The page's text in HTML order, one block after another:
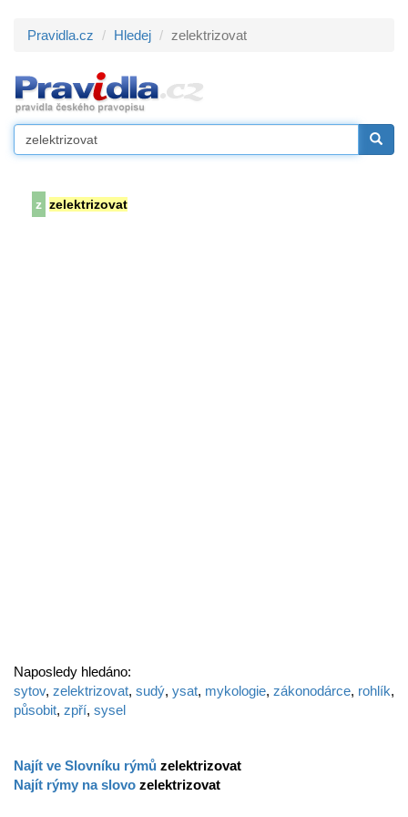
Pravidla.cz Hledej zelektrizovat
z zelektrizovat
Naposledy hledáno:
sytov, zelektrizovat, sudý, ysat, mykologie, zákonodárce, rohlík,
působit, zpří, sysel
Najít ve Slovníku rýmů zelektrizovat
Najít rýmy na slovo zelektrizovat